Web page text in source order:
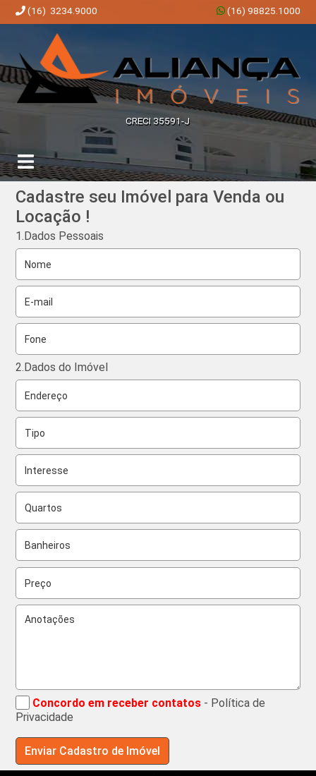
(16) 3234.9000 (16) 98825.1000
CRECI 35591-J
Cadastre seu Imóvel para Venda ou
Locação !
1.Dados Pessoais
2.Dados do Imóvel
Concordo em receber contatos - Política de
Privacidade